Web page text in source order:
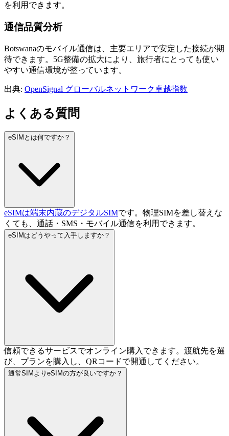
を利用できます。
通信品質分析
Botswanaのモバイル通信は、主要エリアで安定した接続が期
待できます。5G整備の拡大により、旅行者にとっても使い
やすい通信環境が整っています。
出典: OpenSignal グローバルネットワーク卓越指数
よくある質問
eSIMとは何ですか？
eSIMは端末内蔵のデジタルSIMです。物理SIMを差し替えな
くても、通話・SMS・モバイル通信を利用できます。
eSIMはどうやって入手しますか？
信頼できるサービスでオンライン購入できます。渡航先を選
び、プランを購入し、QRコードで開通してください。
通常SIMよりeSIMの方が良いですか？